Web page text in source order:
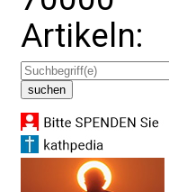
Artikeln: